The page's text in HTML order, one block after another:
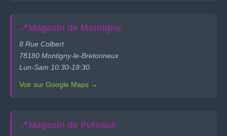
📍Magasin de Montigny
8 Rue Colbert
78180 Montigny-le-Bretonneux
Lun-Sam 10:30-19:30
Voir sur Google Maps →
📍Magasin de Puteaux